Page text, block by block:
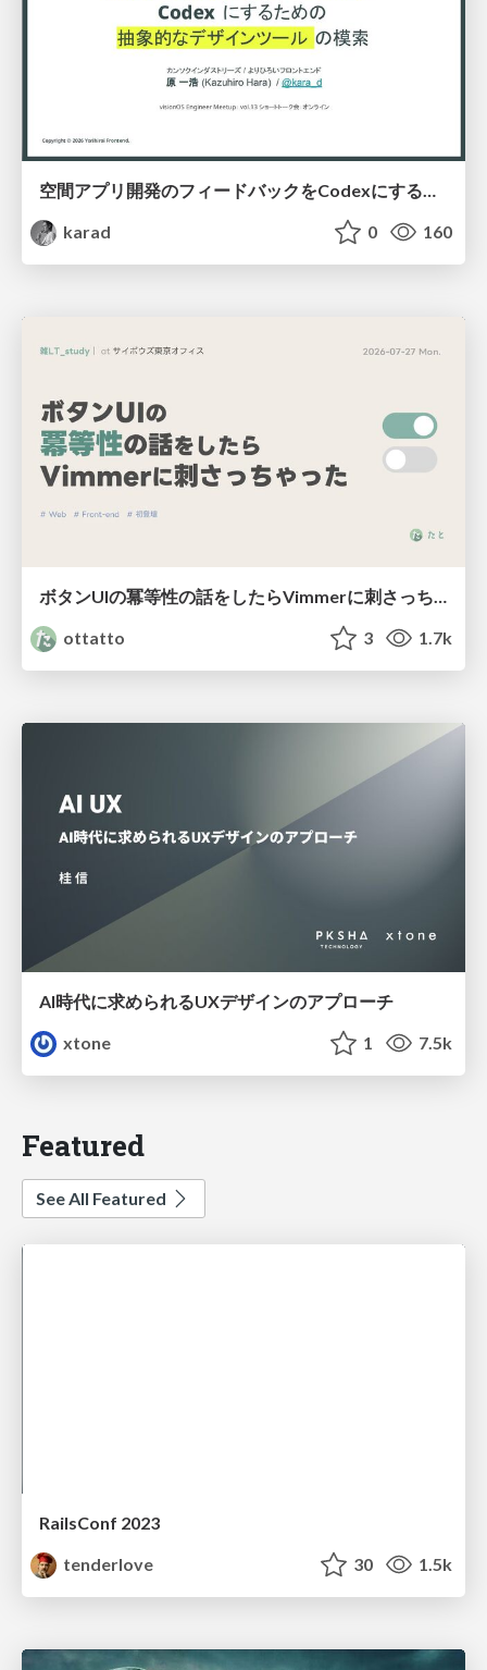
空間アプリ開発のフィードバックをCodexにするための抽象的なデザインツールの模索
karad
0 160
ottatto
3 1.7k
AI時代に求められるUXデザインのアプローチ
xtone
1 7.5k
Featured
See All Featured
RailsConf 2023
tenderlove
30 1.5k